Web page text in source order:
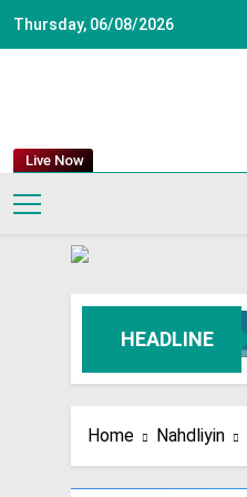
Thursday, 06/08/2026
Live Now
HEADLINE
Home Nahdliyin